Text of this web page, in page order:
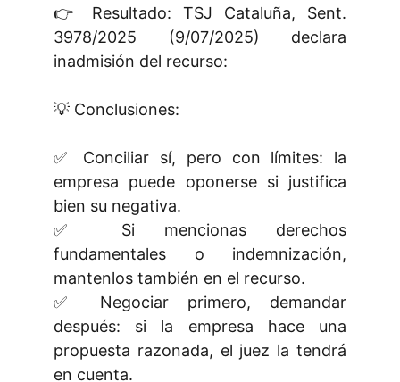
👉 Resultado: TSJ Cataluña, Sent.
3978/2025 (9/07/2025) declara
inadmisión del recurso:
💡 Conclusiones:
✅ Conciliar sí, pero con límites: la
empresa puede oponerse si justifica
bien su negativa.
✅ Si mencionas derechos
fundamentales o indemnización,
mantenlos también en el recurso.
✅ Negociar primero, demandar
después: si la empresa hace una
propuesta razonada, el juez la tendrá
en cuenta.